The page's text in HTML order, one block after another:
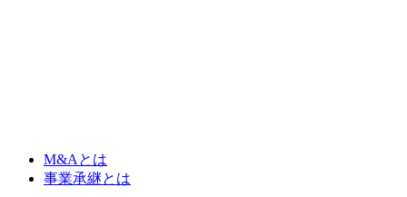
M&Aとは
事業承継とは